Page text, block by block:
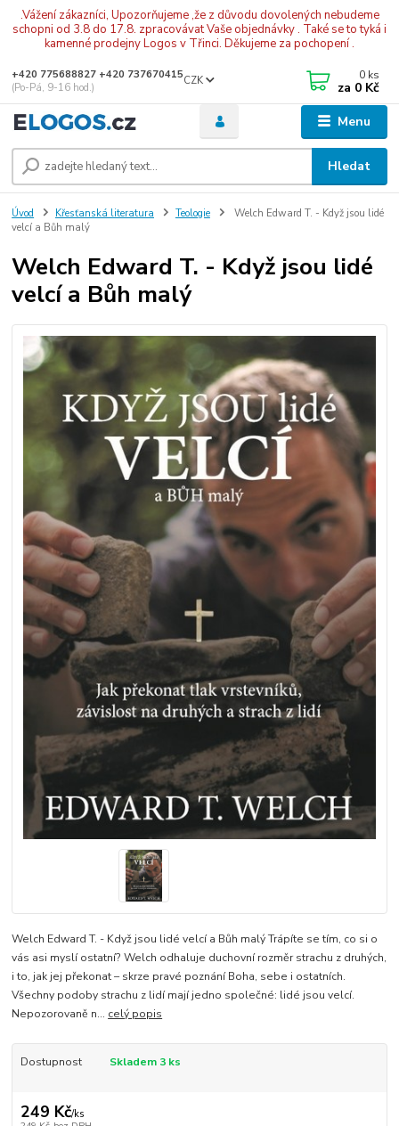
.Vážení zákazníci, Upozorňujeme ,že z důvodu dovolených nebudeme
schopni od 3.8 do 17.8. zpracovávat Vaše objednávky . Také se to tyká i
kamenné prodejny Logos v Třinci. Děkujeme za pochopení .
Menu
CZK
Hledat
+420 775688827 +420 737670415
(Po-Pá, 9-16 hod.)
0 ks
za 0 Kč
Úvod Křesťanská literatura Teologie
Welch Edward T. - Když jsou lidé
velcí a Bůh malý
Welch Edward T. - Když jsou lidé
velcí a Bůh malý
Welch Edward T. - Když jsou lidé velcí a Bůh malý Trápíte se tím, co si o
vás asi myslí ostatní? Welch odhaluje duchovní rozměr strachu z druhých,
i to, jak jej překonat – skrze pravé poznání Boha, sebe i ostatních.
Všechny podoby strachu z lidí mají jedno společné: lidé jsou velcí.
Nepozorovaně n... celý popis
Dostupnost Skladem 3 ks
249 Kč/ks